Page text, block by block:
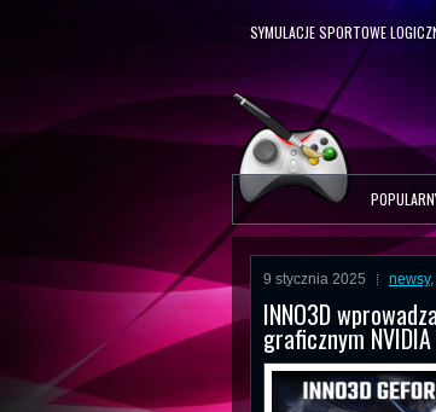
SYMULACJE SPORTOWE
9 stycznia 2025 newsy,
INNO3D
graficznym